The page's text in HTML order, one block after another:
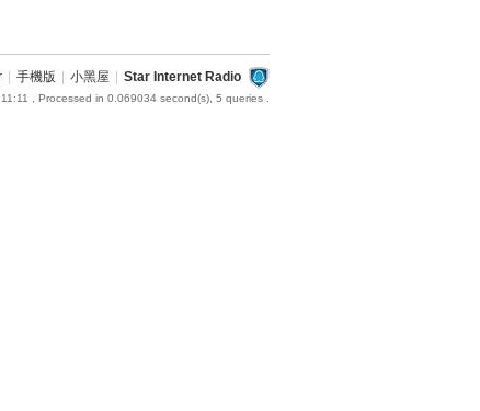
手機版 小黑屋 Star Internet Radio
, Processed in 0.069034 second(s), 5 queries .